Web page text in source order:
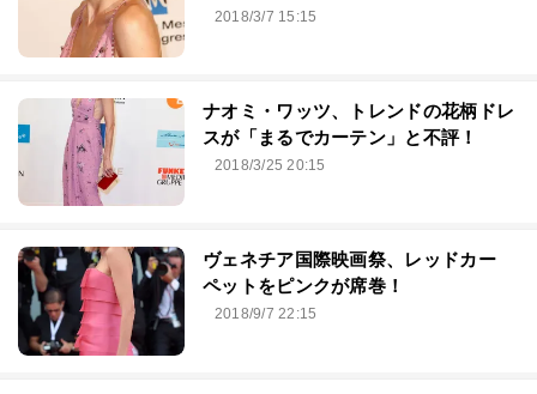
2018/3/7 15:15
ナオミ・ワッツ、トレンドの花柄ドレ
スが「まるでカーテン」と不評！
2018/3/25 20:15
ヴェネチア国際映画祭、レッドカー
ペットをピンクが席巻！
2018/9/7 22:15